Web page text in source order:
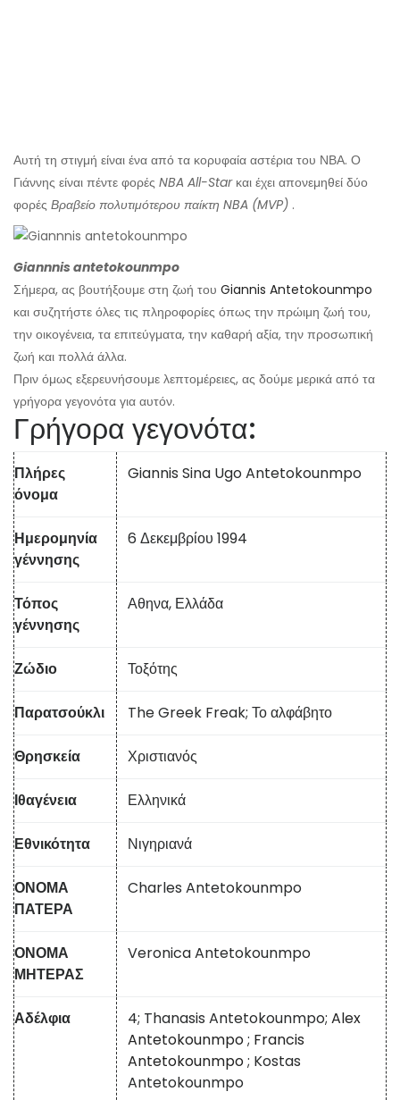
Αυτή τη στιγμή είναι ένα από τα κορυφαία αστέρια του ΝΒΑ. Ο
Γιάννης είναι πέντε φορές NBA All-Starκαι έχει απονεμηθεί δύο
φορές Βραβείο πολυτιμότερου παίκτη NBA (MVP) .
Giannnis antetokounmpo
Σήμερα, ας βουτήξουμε στη ζωή του Giannis Antetokounmpo
και συζητήστε όλες τις πληροφορίες όπως την πρώιμη ζωή του,
την οικογένεια, τα επιτεύγματα, την καθαρή αξία, την προσωπική
ζωή και πολλά άλλα.
Πριν όμως εξερευνήσουμε λεπτομέρειες, ας δούμε μερικά από τα
γρήγορα γεγονότα για αυτόν.
Γρήγορα γεγονότα:
Πλήρες
όνομα
Giannis Sina Ugo Antetokounmpo
Ημερομηνία
γέννησης
6 Δεκεμβρίου 1994
Τόπος
γέννησης
Αθηνα, Ελλάδα
Ζώδιο Τοξότης
Παρατσούκλι The Greek Freak; Το αλφάβητο
Θρησκεία Χριστιανός
Ιθαγένεια Ελληνικά
Εθνικότητα Νιγηριανά
ΟΝΟΜΑ
ΠΑΤΕΡΑ
Charles Antetokounmpo
ΟΝΟΜΑ
ΜΗΤΕΡΑΣ
Veronica Antetokounmpo
Αδέλφια 4; Thanasis Antetokounmpo; Alex
Antetokounmpo; Francis
Antetokounmpo; Kostas
Antetokounmpo